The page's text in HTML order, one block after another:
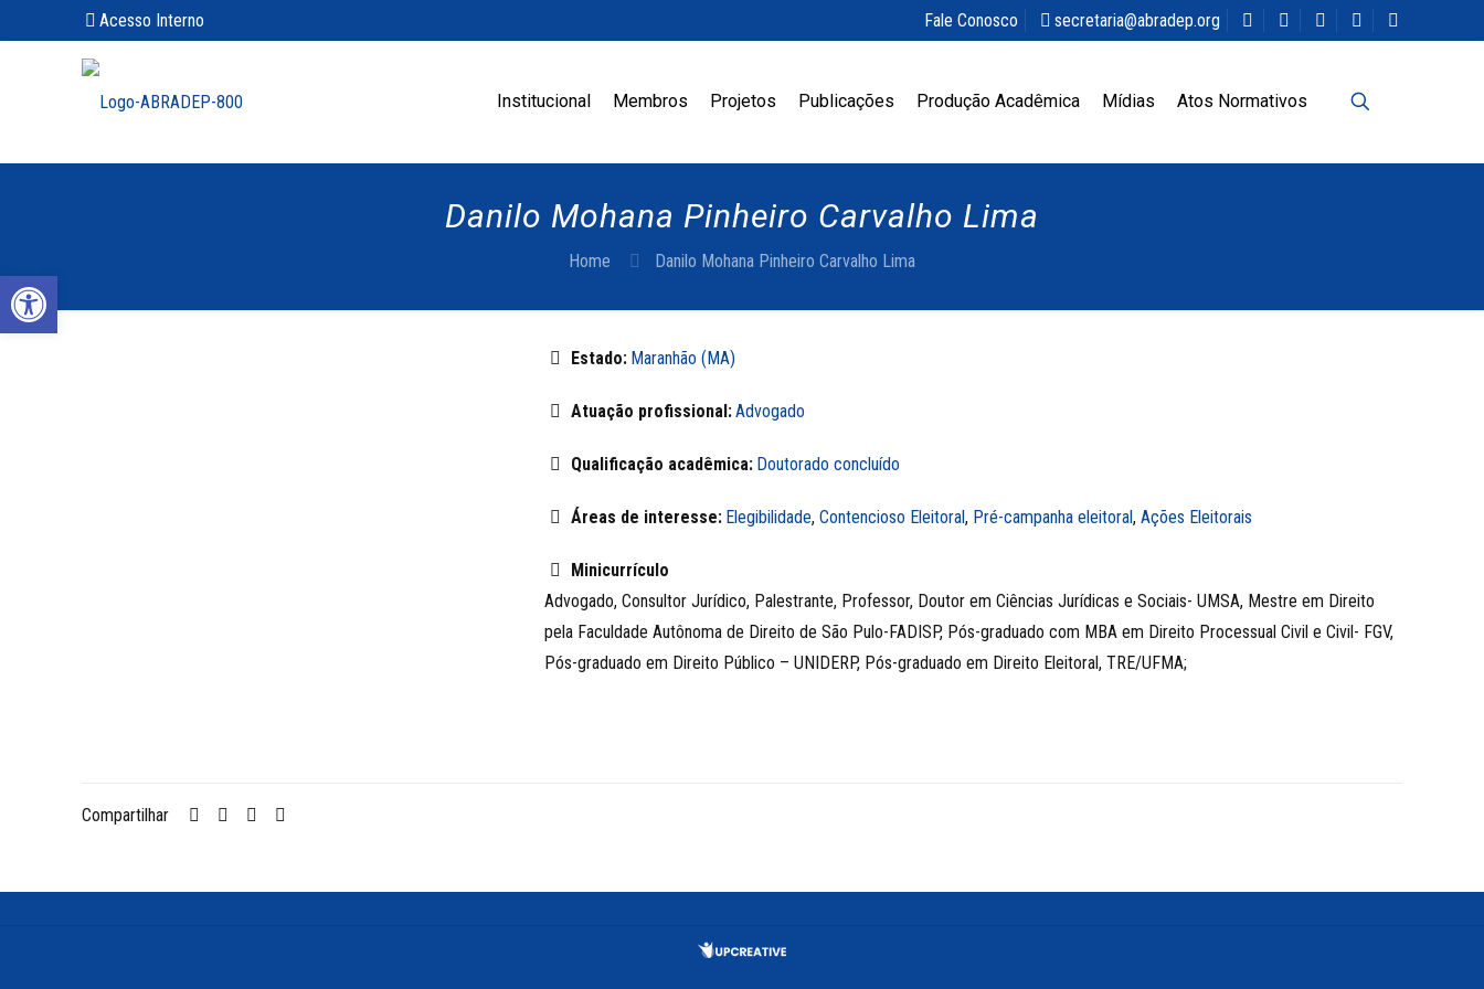
Acesso Interno Fale Conosco secretaria@abradep.org
Institucional Membros Projetos Publicações Produção Acadêmica Mídias Atos Normativos
Danilo Mohana Pinheiro Carvalho Lima
Home Danilo Mohana Pinheiro Carvalho Lima
Estado: Maranhão (MA)
Atuação profissional:Advogado
Qualificação acadêmica: Doutorado concluído
Áreas de interesse: Elegibilidade, Contencioso Eleitoral, Pré-campanha eleitoral, Ações Eleitorais
Minicurrículo
Advogado, Consultor Jurídico, Palestrante, Professor, Doutor em Ciências Jurídicas e Sociais- UMSA, Mestre em Direito
pela Faculdade Autônoma de Direito de São Pulo-FADISP, Pós-graduado com MBA em Direito Processual Civil e Civil- FGV,
Pós-graduado em Direito Público – UNIDERP, Pós-graduado em Direito Eleitoral, TRE/UFMA;
Compartilhar
Abrir a barra de ferramentas